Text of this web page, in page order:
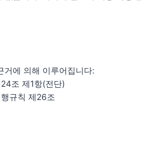
거에 의해 이루어집니다:
조 제1항(전단)
규칙 제26조